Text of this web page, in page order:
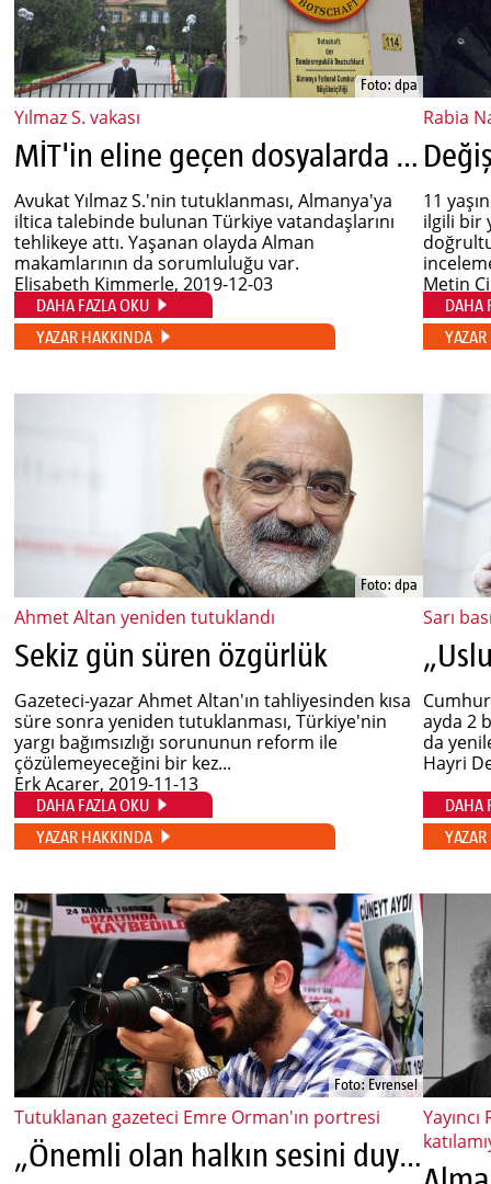
Foto: dpa
Yılmaz S. vakası
MİT'in eline geçen dosyalarda Almanya'nın sorumluluğu
Avukat Yılmaz S.'nin tutuklanması, Almanya'ya
iltica talebinde bulunan Türkiye vatandaşlarını
tehlikeye attı. Yaşanan olayda Alman
makamlarının da sorumluluğu var.
Elisabeth Kimmerle, 2019-12-03
DAHA FAZLA OKU
YAZAR HAKKINDA
Rabia
11
ilgili bir
Metin
DAHA
Foto: dpa
Ahmet Altan yeniden tutuklandı
Sekiz gün süren özgürlük
Gazeteci-yazar Ahmet Altan'ın tahliyesinden kısa
süre sonra yeniden tutuklanması, Türkiye'nin
yargı bağımsızlığı sorununun reform ile
çözülemeyeceğini bir kez...
Erk Acarer, 2019-11-13
DAHA FAZLA OKU
YAZAR HAKKINDA
Sarı
ayda 2
da
Hayri
DAHA
Foto: Evrensel
Tutuklanan gazeteci Emre Orman'ın portresi
„Önemli olan halkın sesini duyurmak“